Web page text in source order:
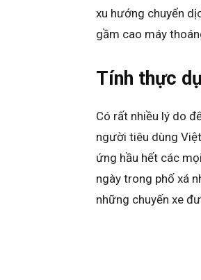
xu hướng chuyển
gầm cao máy
Tính thực
Có rất nhiều lý do
người tiêu dùng
ứng hầu hết các
ngày trong phố xá
những chuyến xe